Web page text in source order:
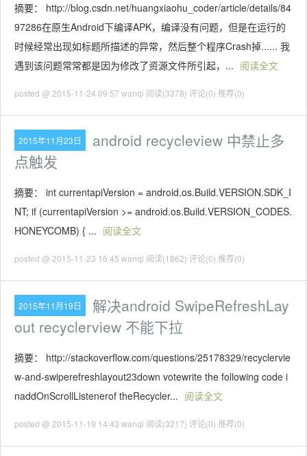
摘要： http://blog.csdn.net/huangxiaohu_coder/article/details/84
97286在原生Android下编译APK，编译没有问题，但是在运行的
时候经常出现如标题所描述的异常，然后整个程序Crash掉...... 我
遇到该问题常常都是因为修改了资源文件所引起，... 阅读全文
posted @ 2015-11-24 09:57 wanqi 阅读(3378) 评论(0) 推荐(0)
2015年11月23日
android recycleview 中禁止多
点触发
摘要： int currentapiVersion = android.os.Build.VERSION.SDK_I
NT; if (currentapiVersion >= android.os.Build.VERSION_CODES.
HONEYCOMB) { ... 阅读全文
posted @ 2015-11-23 16:45 wanqi 阅读(1862) 评论(0) 推荐(0)
2015年11月19日
解决android SwipeRefreshLay
out recyclerview 不能下拉
摘要： http://stackoverflow.com/questions/25178329/recyclervie
w-and-swiperefreshlayout23down votewrite the following code i
naddOnScrollListenerof theRecycler... 阅读全文
posted @ 2015-11-19 14:43 wanqi 阅读(3217) 评论(0) 推荐(0)